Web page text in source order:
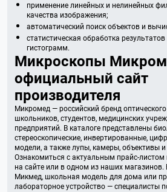
применение линейных и нелинейных
качества изображения;
автоматический поиск объектов и
статистическая обработка
гистограмм.
Микроскопы
официальный сайт
производителя
Микромед — российский бренд
школьников, студентов, медицинских
предприятий. В каталоге представлены
стереоскопические, инвертированные,
модели, а также лупы, камеры, объективы
Ознакомиться с актуальным прайс-
на сайте или в одном из наших
Микмед, школьная модель для дома или
лабораторное устройство — специалисты